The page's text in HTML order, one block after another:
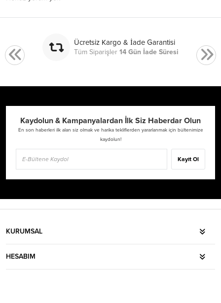
Ücretsiz Kargo & İade Garantisi
Tüm Siparişler14 Gün İade Süresi
Kaydolun & Kampanyalardan İlk Siz Haberdar Olun
En son haberleri ilk alan siz olmak ve harika tekliflerden yararlanmak için bültenimize
kaydolun!
Kayıt Ol
KURUMSAL
HESABIM